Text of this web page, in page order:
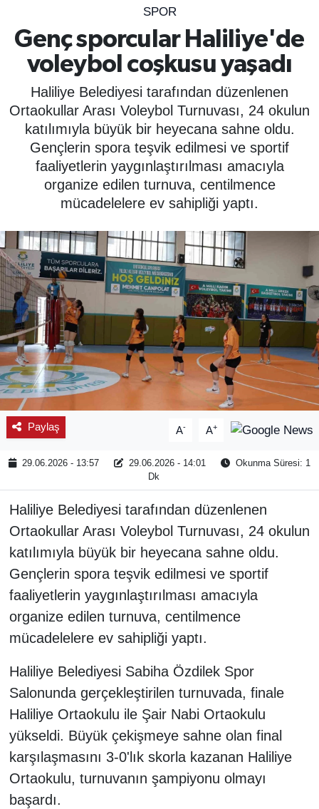
SPOR
Genç sporcular Haliliye'de
voleybol coşkusu yaşadı
Haliliye Belediyesi tarafından düzenlenen
Ortaokullar Arası Voleybol Turnuvası, 24 okulun
katılımıyla büyük bir heyecana sahne oldu.
Gençlerin spora teşvik edilmesi ve sportif
faaliyetlerin yaygınlaştırılması amacıyla
organize edilen turnuva, centilmence
mücadelelere ev sahipliği yaptı.
Paylaş A- A+
29.06.2026 - 13:57 29.06.2026 - 14:01
Okunma Süresi: 1
Dk
Haliliye Belediyesi tarafından düzenlenen
Ortaokullar Arası Voleybol Turnuvası, 24 okulun
katılımıyla büyük bir heyecana sahne oldu.
Gençlerin spora teşvik edilmesi ve sportif
faaliyetlerin yaygınlaştırılması amacıyla
organize edilen turnuva, centilmence
mücadelelere ev sahipliği yaptı.
Haliliye Belediyesi Sabiha Özdilek Spor
Salonunda gerçekleştirilen turnuvada, finale
Haliliye Ortaokulu ile Şair Nabi Ortaokulu
yükseldi. Büyük çekişmeye sahne olan final
karşılaşmasını 3-0'lık skorla kazanan Haliliye
Ortaokulu, turnuvanın şampiyonu olmayı
başardı.
ÇEVRE
YAŞAM
BİLİM - TEKNOLOJİ
KADIN
KÜLTÜR SANAT
MAGAZİN